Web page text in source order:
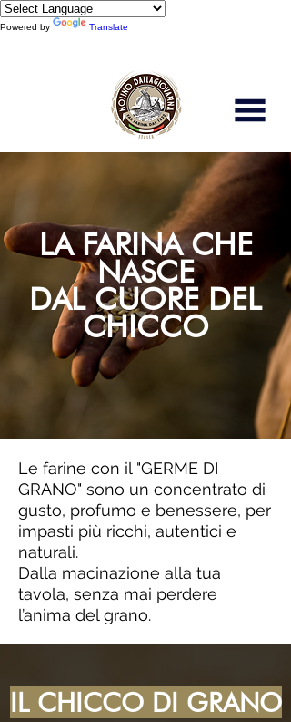
Powered by Translate
LA FARINA CHE
NASCE
DAL CUORE DEL
CHICCO
Le farine con il "GERME DI
GRANO" sono un concentrato di
gusto, profumo e benessere, per
impasti più ricchi, autentici e
naturali.
Dalla macinazione alla tua
tavola, senza mai perdere
l’anima del grano.
IL CHICCO DI GRANO